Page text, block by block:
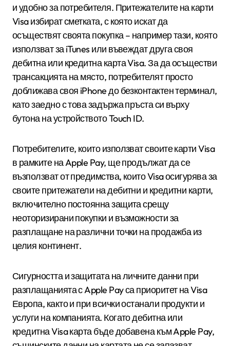
и удобно за потребителя. Притежателите на карти
Visa избират сметката, с която искат да
осъществят своята покупка – например тази, която
използват за iTunes или въвеждат друга своя
дебитна или кредитна карта Visa. За да осъществи
трансакцията на място, потребителят просто
доближава своя iPhone до безконтактен терминал,
като заедно с това задържа пръста си върху
бутона на устройството Touch ID.
Потребителите, които използват своите карти Visa
в рамките на Apple Pay, ще продължат да се
възползват от предимства, които Visa осигурява за
своите притежатели на дебитни и кредитни карти,
включително постоянна защита срещу
неоторизирани покупки и възможности за
разплащане на различни точки на продажба из
целия континент.
Сигурността и защитата на личните данни при
разплащанията с Apple Pay са приоритет на Visa
Европа, както и при всички останали продукти и
услуги на компанията. Когато дебитна или
кредитна Visa карта бъде добавена към Apple Pay,